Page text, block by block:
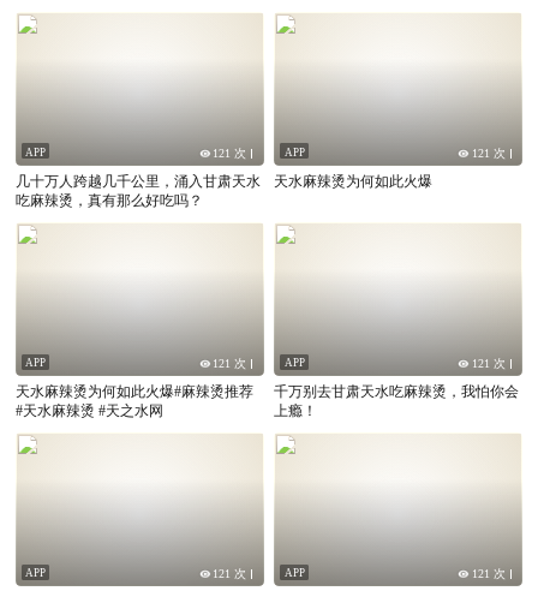
APP 121 次
几十万人跨越几千公里，涌入甘肃天水
吃麻辣烫，真有那么好吃吗？
APP 121 次
天水麻辣烫为何如此火爆
APP 121 次
天水麻辣烫为何如此火爆#麻辣烫推荐
#天水麻辣烫 #天之水网
APP 121 次
千万别去甘肃天水吃麻辣烫，我怕你会
上瘾！
APP 121 次 APP 121 次